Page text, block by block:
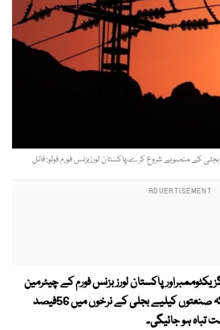
کے منصوبے شروع کرے،پاکستان لورزبزنس فورم فوٹو: فائل
پاکستان لورز بزنس فورم کے چیئرمین
محمد امجد چوہدری نے کہا ہے کہ صنعتوں کیلیے بجلی کے نرخوں میں 56فیصد
تباہ ہو جائیگی۔